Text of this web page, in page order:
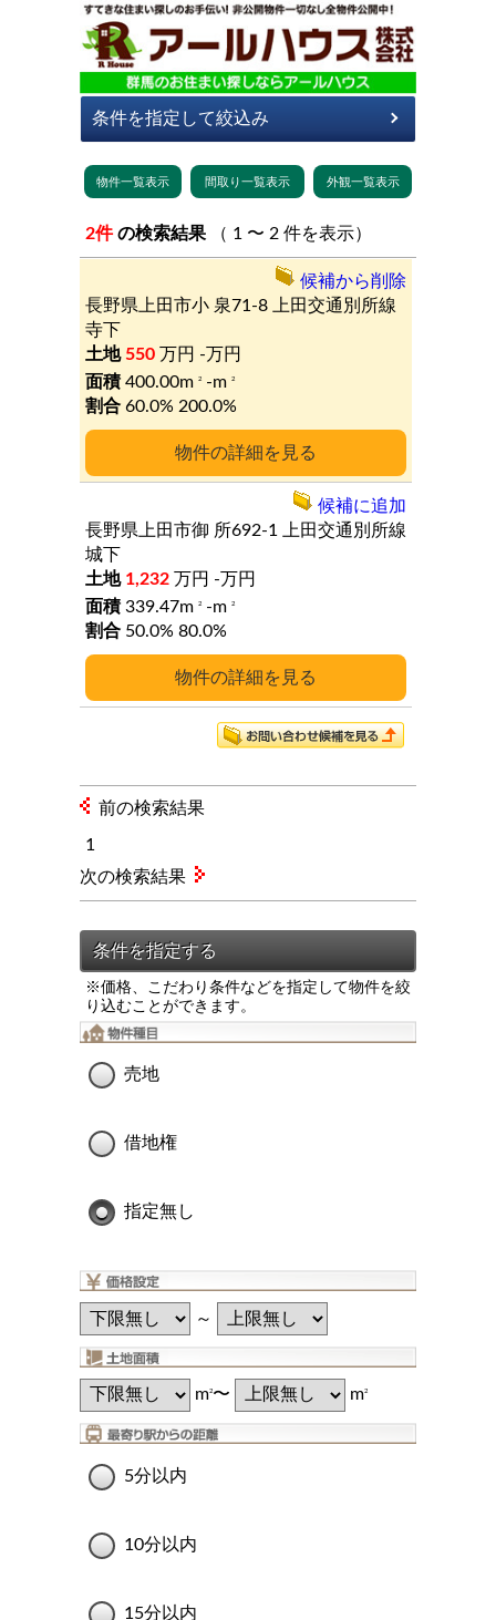
2件 の検索結果 （ 1 〜 2 件を表示）
詳細
長野県上田市小 泉71-8
上田交通別所線
寺下
550 万円 -万円
400.00m
2 -m 2
60.0% 200.0%
候補から削除
詳細
長野県上田市御 所692-1
上田交通別所線
城下
1,232 万円 -万円
339.47m
2 -m 2
50.0% 80.0%
候補に追加
前の検索結果
1
※価格、こだわり条件などを指定して物件を絞
り込むことができます。
売地
借地権
指定無し
～
m2〜 m2
5分以内
10分以内
15分以内